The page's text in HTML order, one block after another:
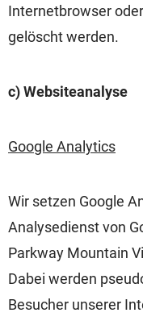
Internetbrowser
gelöscht werden.
c) Websiteanalyse
Google Analytics
Wir setzen Google
Analysedienst von
Parkway Mountain
Dabei werden
Besucher unserer